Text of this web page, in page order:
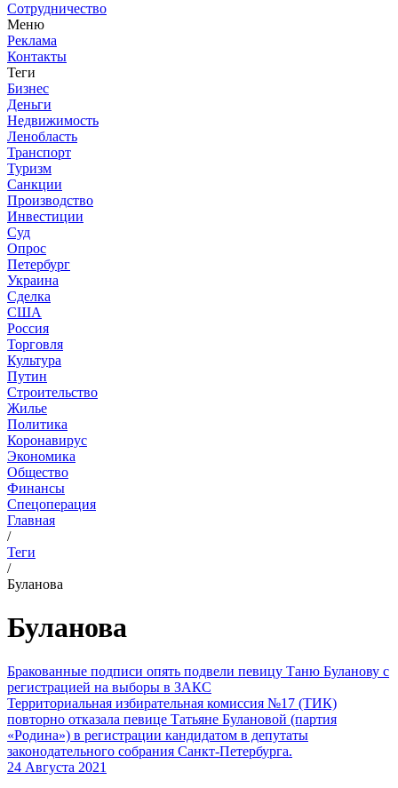
Сотрудничество
Меню
Реклама
Контакты
Теги
Бизнес
Деньги
Недвижимость
Ленобласть
Транспорт
Туризм
Санкции
Производство
Инвестиции
Суд
Опрос
Петербург
Украина
Сделка
США
Россия
Торговля
Культура
Путин
Строительство
Жилье
Политика
Коронавирус
Экономика
Общество
Финансы
Спецоперация
Главная
/
Теги
/
Буланова
Буланова
Бракованные подписи опять подвели певицу Таню Буланову с
регистрацией на выборы в ЗАКС
Территориальная избирательная комиссия №17 (ТИК)
повторно отказала певице Татьяне Булановой (партия
«Родина») в регистрации кандидатом в депутаты
законодательного собрания Санкт-Петербурга.
24 Августа 2021